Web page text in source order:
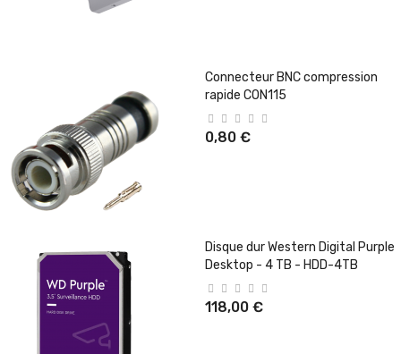
Connecteur BNC compression
rapide CON115
0,80 €
Disque dur Western Digital Purple
Desktop - 4 TB - HDD-4TB
118,00 €